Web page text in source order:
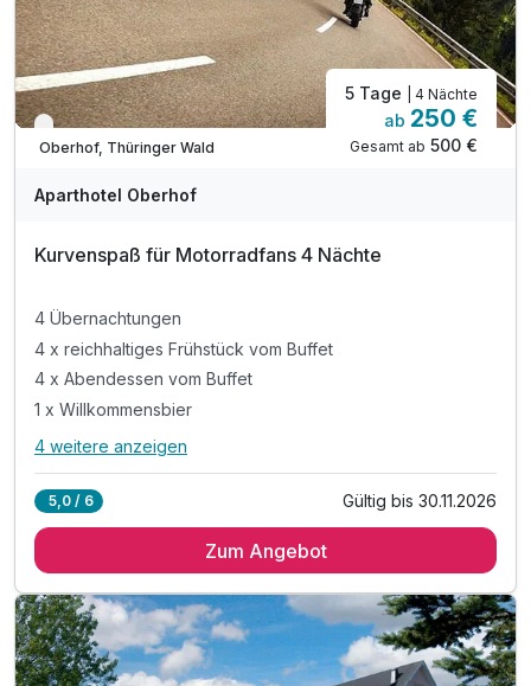
Verfügbar bis November
Oberhof, Thüringer Wald
5 Tage | 4 Nächte
ab 250 €
Gesamt ab 500 €
Aparthotel Oberhof
Kurvenspaß für Motorradfans 4 Nächte
4 Übernachtungen
4 x reichhaltiges Frühstück vom Buffet
4 x Abendessen vom Buffet
1 x Willkommensbier
Alle Inklusivleistungen
4 x reichhaltiges Frühstück vom Buffet
1 x Willkommensbier
1 x Willkommensgeschenk
inkl. WLAN
4 weitere anzeigen
5,0 / 6 Gültig bis 30.11.2026
Zum Angebot